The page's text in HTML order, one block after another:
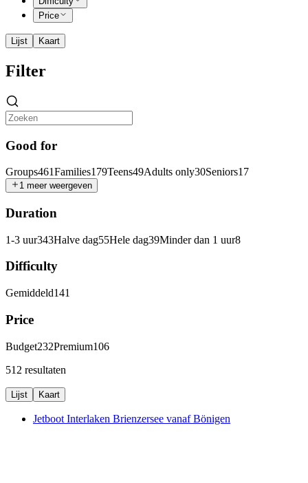
Price
Lijst Kaart
Filter
Good for
Groups461Families179Teens49Adults only30Seniors17
1 meer weergeven
Duration
1-3 uur343Halve dag55Hele dag39Minder dan 1 uur8
Difficulty
Gemiddeld141
Price
Budget232Premium106
512 resultaten
Lijst Kaart
Jetboot Interlaken Brienzersee vanaf Bönigen